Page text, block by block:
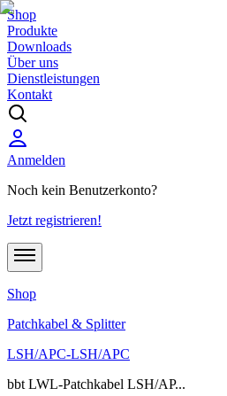
Shop
Produkte
Downloads
Über uns
Dienstleistungen
Kontakt
Anmelden
Noch kein Benutzerkonto?
Jetzt registrieren!
Shop
Patchkabel & Splitter
LSH/APC-LSH/APC
bbt LWL-Patchkabel LSH/AP...